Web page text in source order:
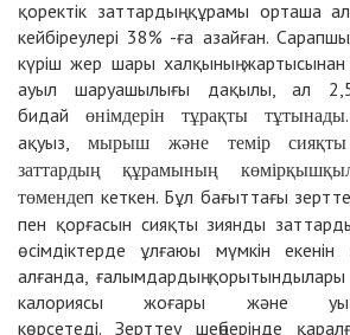
қоректік заттардың құрамы орташа
кейбіреулері 38% -ға азайған.
күріш жер шары халқының жартысынан
ауыл шаруашылығы дақылы, ал
бидай өнімдерін тұрақты тұтынады
ақуыз, мырыш және темір сияқты
заттардың құрамының
төмендеп кеткен. Бұл бағыттағы
пен қорғасын сияқты зиянды
өсімдіктерде ұлғаюы мүмкін екенін
алғанда, ғалымдардың қорытындылары
калориясы жоғары және
көрсетеді. Зерттеу шеңберінде